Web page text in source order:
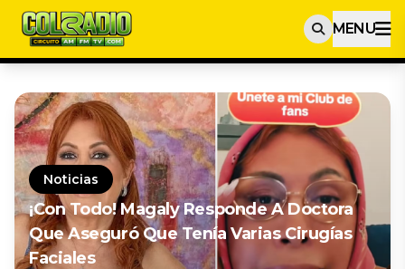
MENU
Noticias
¡Con Todo! Magaly Responde A Doctora
Que Aseguró Que Tenía Varias Cirugías
Faciales